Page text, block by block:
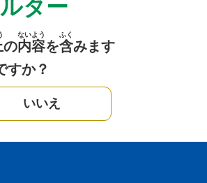
ター
の内容
ないよう
を含
ふく
みます
すか？
いいえ